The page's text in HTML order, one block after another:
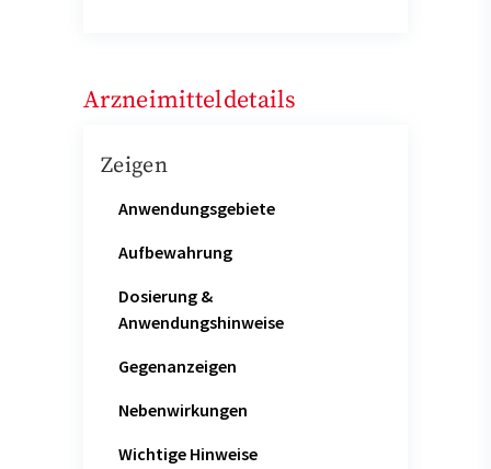
Arzneimitteldetails
Zeigen
Anwendungsgebiete
Aufbewahrung
Dosierung &
Anwendungshinweise
Gegenanzeigen
Nebenwirkungen
Wichtige Hinweise